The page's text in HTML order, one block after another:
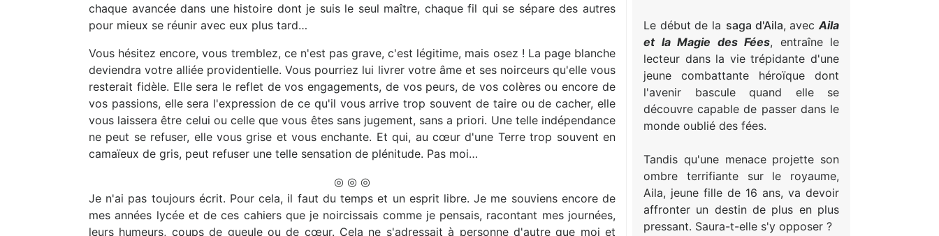
chaque avancée dans une histoire dont je suis le seul maître, chaque fil qui se sépare des autres
pour mieux se réunir avec eux plus tard…
Vous hésitez encore, vous tremblez, ce n'est pas grave, c'est légitime, mais osez ! La page blanche
deviendra votre alliée providentielle. Vous pourriez lui livrer votre âme et ses noirceurs qu'elle vous
resterait fidèle. Elle sera le reflet de vos engagements, de vos peurs, de vos colères ou encore de
vos passions, elle sera l'expression de ce qu'il vous arrive trop souvent de taire ou de cacher, elle
vous laissera être celui ou celle que vous êtes sans jugement, sans a priori. Une telle indépendance
ne peut se refuser, elle vous grise et vous enchante. Et qui, au cœur d'une Terre trop souvent en
camaïeux de gris, peut refuser une telle sensation de plénitude. Pas moi…
◎ ◎ ◎
Je n'ai pas toujours écrit. Pour cela, il faut du temps et un esprit libre. Je me souviens encore de
mes années lycée et de ces cahiers que je noircissais comme je pensais, racontant mes journées,
leurs humeurs, coups de gueule ou de cœur. Cela ne s'adressait à personne d'autre que moi et
Le début de la saga d'Aila, avecAila
et la Magie des Fées, entraîne le
lecteur dans la vie trépidante d'une
jeune combattante héroïque dont
l'avenir bascule quand elle se
découvre capable de passer dans le
monde oublié des fées.
Tandis qu'une menace projette son
ombre terrifiante sur le royaume,
Aila, jeune fille de 16 ans, va devoir
affronter un destin de plus en plus
pressant. Saura-t-elle s'y opposer ?